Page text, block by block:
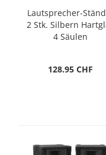
Lautsprecher-
2 Stk. Silbern
4 Säulen
128.95 CHF